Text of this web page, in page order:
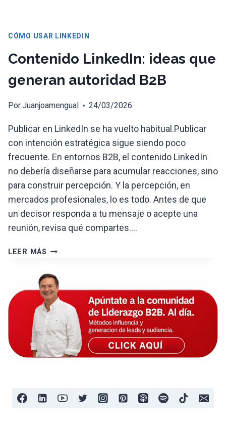
CÓMO USAR LINKEDIN
Contenido LinkedIn: ideas que
generan autoridad B2B
PorJuanjoamengual 24/03/2026
Publicar en LinkedIn se ha vuelto habitual.Publicar
con intención estratégica sigue siendo poco
frecuente. En entornos B2B, el contenido LinkedIn
no debería diseñarse para acumular reacciones, sino
para construir percepción. Y la percepción, en
mercados profesionales, lo es todo. Antes de que
un decisor responda a tu mensaje o acepte una
reunión, revisa qué compartes….
LEER MÁS CONTENIDO
IDEAS
QUE
GENERAN
AUTORIDAD
B2B